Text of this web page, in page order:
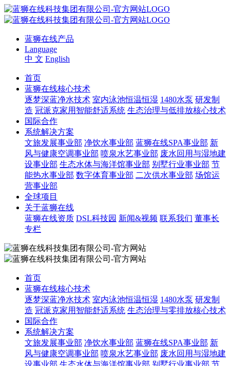
蓝狮在线产品
Language
中 文 English
首页
蓝狮在线核心技术
逐梦深蓝净水技术 室内泳池恒温恒湿 1480水泵 研发制
造 冠派克家用智能舒适系统 生态治理与低排放核心技术
国际合作
系统解决方案
文旅发展事业部 净饮水事业部 蓝狮在线SPA事业部 新
风与健康空调事业部 喷泉水艺事业部 废水回用与湿地建
设事业部 生态水体与海洋馆事业部 别墅行业事业部 节
能热水事业部 数字体育事业部 二次供水事业部 场馆运
营事业部
全球项目
关于蓝狮在线
蓝狮在线资质 DSL科技园 新闻&视频 联系我们 董事长
专栏
首页
蓝狮在线核心技术
逐梦深蓝净水技术 室内泳池恒温恒湿 1480水泵 研发制
造 冠派克家用智能舒适系统 生态治理与零排放核心技术
国际合作
系统解决方案
文旅发展事业部 净饮水事业部 蓝狮在线SPA事业部 新
风与健康空调事业部 喷泉水艺事业部 废水回用与湿地建
设事业部 生态水体与海洋馆事业部 别墅行业事业部 节